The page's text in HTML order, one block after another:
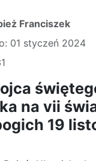
Franciszek
01 styczeń 2024
na vii
19